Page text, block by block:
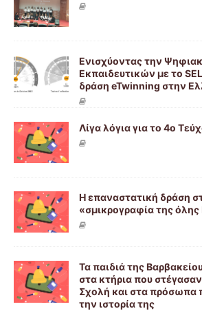
Ενισχύοντας την
Εκπαιδευτικών με το
δράση eTwinning στην
Λίγα λόγια για το 4ο
Η επαναστατική δράση
«σμικρογραφία της
Τα παιδιά της
στα κτήρια που
Σχολή και στα πρόσωπα
την ιστορία της